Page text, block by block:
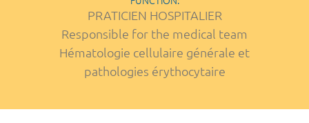
PRATICIEN HOSPITALIER
Responsible for the medical team
Hématologie cellulaire générale et
pathologies érythocytaire